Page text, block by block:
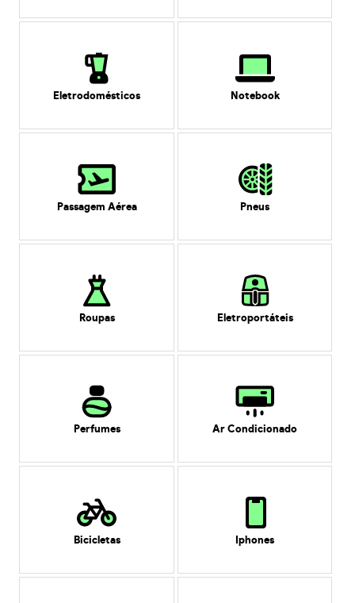
Eletrodomésticos Notebook
Passagem Aérea Pneus
Roupas Eletroportáteis
Perfumes Ar Condicionado
Bicicletas Iphones